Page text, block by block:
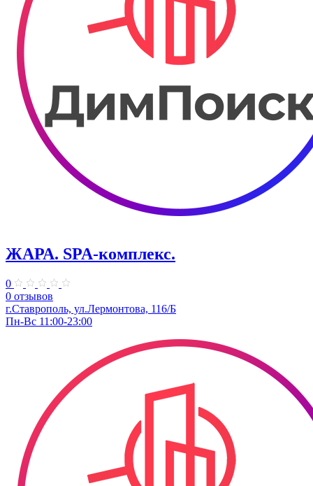
ЖАРА. SPA-комплекс.
0
0 отзывов
г.Ставрополь, ул.Лермонтова, 116/Б
Пн-Вс 11:00-23:00